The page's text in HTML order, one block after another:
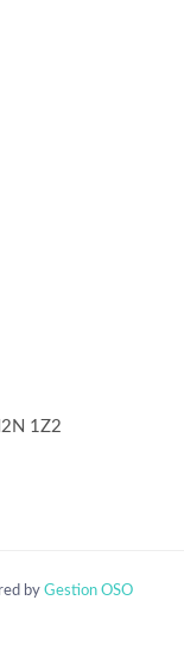
1Z2
by Gestion OSO